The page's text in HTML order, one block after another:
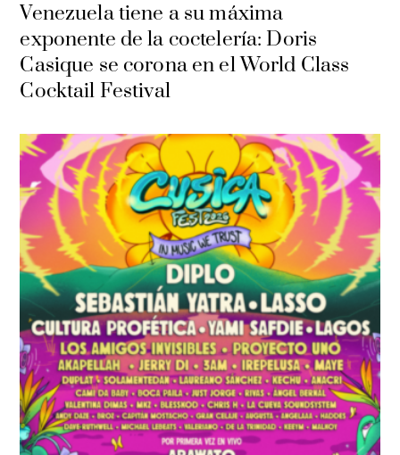
Venezuela tiene a su máxima
exponente de la coctelería: Doris
Casique se corona en el World Class
Cocktail Festival